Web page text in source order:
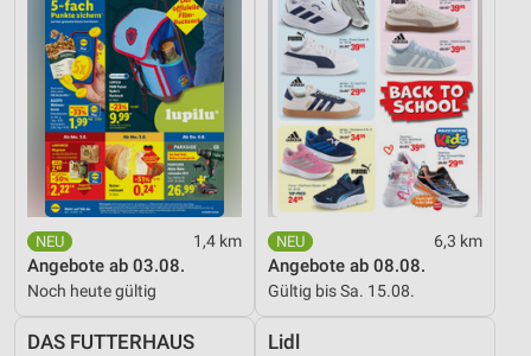
1,4 km
Angebote ab 03.08.
Noch heute gültig
6,3 km
Angebote ab 08.08.
Gültig bis Sa. 15.08.
DAS FUTTERHAUS Lidl